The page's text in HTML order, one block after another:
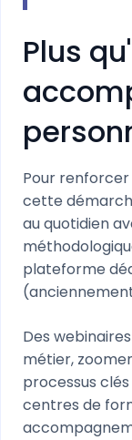
Plus
Pour renforcer
cette
au quotidien
plateforme
Des
métier,
processus
centres de